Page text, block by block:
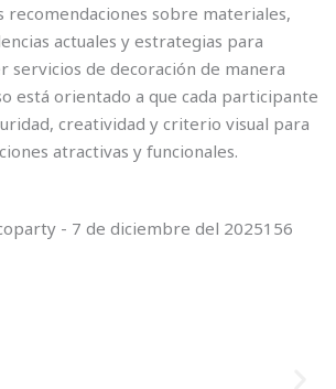
recomendaciones sobre materiales,
actuales y estrategias para
servicios de decoración de manera
está orientado a que cada participante
creatividad y criterio visual para
atractivas y funcionales.